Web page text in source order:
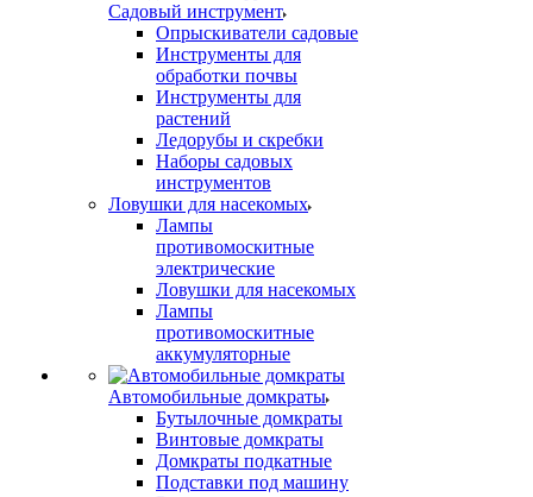
Садовый инструмент
Опрыскиватели садовые
Инструменты для
обработки почвы
Инструменты для
растений
Ледорубы и скребки
Наборы садовых
инструментов
Ловушки для насекомых
Лампы
противомоскитные
электрические
Ловушки для насекомых
Лампы
противомоскитные
аккумуляторные
Автомобильные домкраты
Бутылочные домкраты
Винтовые домкраты
Домкраты подкатные
Подставки под машину